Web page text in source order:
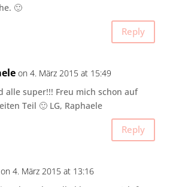
🙂
Reply
on 4. März 2015 at 15:49
alle super!!! Freu mich schon auf
Teil 🙂 LG, Raphaele
Reply
on 4. März 2015 at 13:16